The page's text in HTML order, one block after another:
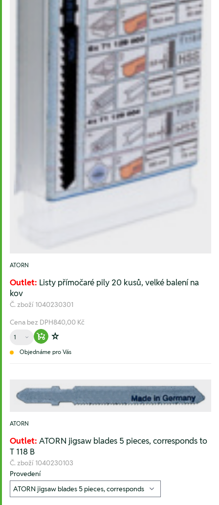
ATORN
Outlet: Listy přímočaré pily 20 kusů, velké balení na
kov
Č. zboží 1040230301
Cena bez DPH840,00 Kč
Množství
Warenkorb hinzufügen
Zur Wunschliste hinzufügen
Objednáme pro Vás
ATORN
Outlet: ATORN jigsaw blades 5 pieces, corresponds to
T 118 B
Č. zboží 1040230103
Provedení